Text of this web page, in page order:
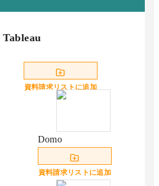
通/物流/倉庫系 No.1
/倉庫系
BOXIL資料請求数ランキング BIツ
BOXIL資料請求数ランキング BIツ
BOXIL資料請求数ランキング BIツ
ス/外食/レジャー系 No.1
/レジャー系
BOXIL資料請求数ランキング BIツ
Tableau
資料請求リストに追加
Domo
資料請求リストに追加